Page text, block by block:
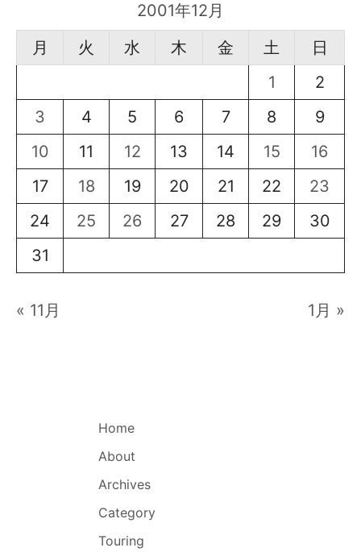
2001年12月
月
火 水 木 金 土
日
1
2
3
4 5 6 7 8
9
10
11 12 13 14 15
16
17
18 19 20 21 22
23
24
25 26 27 28 29
30
31
« 11月 1月 »
Home
About
Archives
Category
Touring